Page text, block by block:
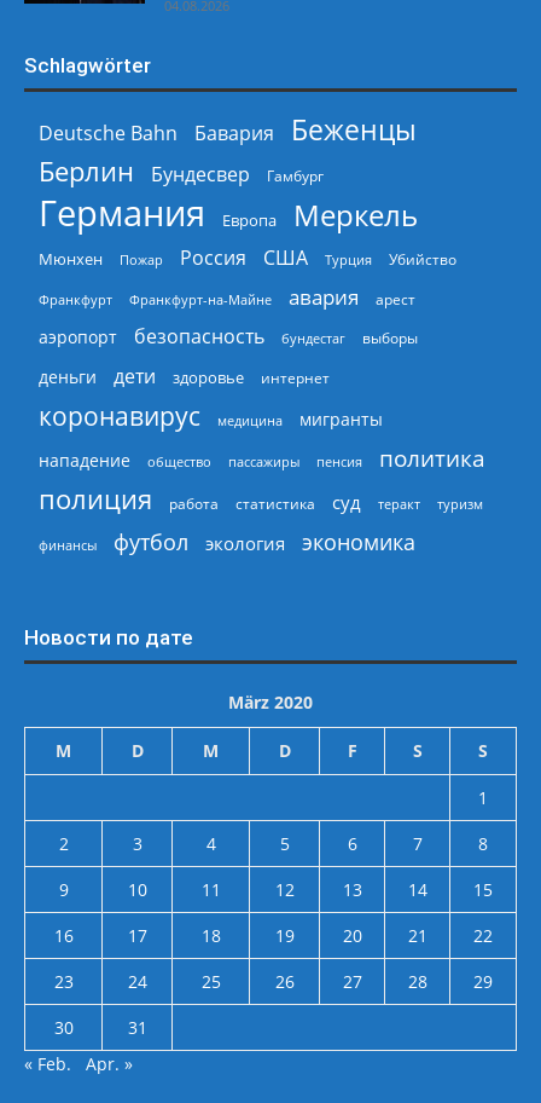
04.08.2026
Schlagwörter
Deutsche Bahn Бавария
Беженцы
Берлин
Бундесвер Гамбург
Германия Европа Меркель
Мюнхен Пожар Россия США Турция Убийство
Франкфурт Франкфурт-на-Майне авария арест
аэропорт безопасность бундестаг выборы
деньги дети здоровье интернет
коронавирус медицина
мигранты
нападение
общество пассажиры пенсия политика
полиция работа статистика суд теракт туризм
финансы футбол экология экономика
Новости по дате
März 2020
M D M D F S S
1
2
3 4 5 6 7
8
9
10 11 12 13 14
15
16
17 18 19 20 21
22
23
24 25 26 27 28
29
30
31
« Feb.
Apr. »